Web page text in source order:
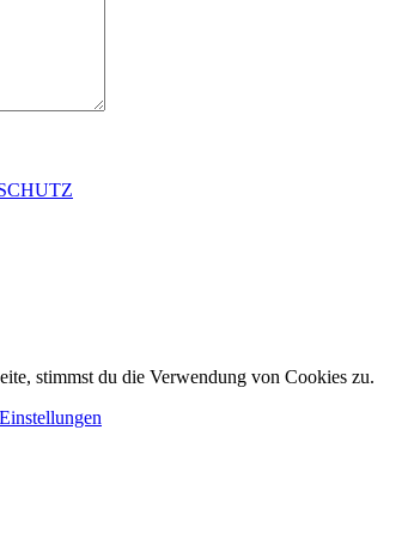
stimmst du die Verwendung von Cookies zu.
Einstellungen